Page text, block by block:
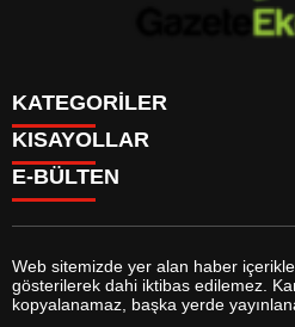
KATEGORİLER
GÜNDEM
DÜNYA
SİYASET
MAGAZİN
SAĞLIK
EĞİTİM
YAŞAM
KISAYOLLAR
BURÇLAR
FİKSTÜR
FİRMA EKLE
FİRMA REHBERİ
E-BÜLTEN
gazeteekonomi.com e-bültenine
Web sitemizde yer alan haber
gösterilerek dahi iktibas edilemez.
kopyalanamaz, başka yerde